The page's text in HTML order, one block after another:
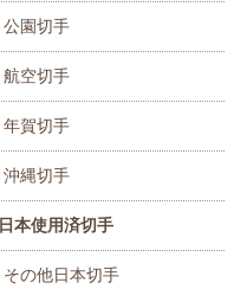
公園切手
航空切手
年賀切手
沖縄切手
日本使用済切手
その他日本切手